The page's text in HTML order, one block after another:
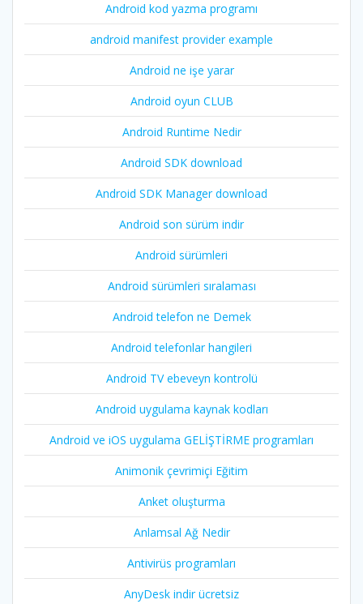
Android kod yazma programı
android manifest provider example
Android ne işe yarar
Android oyun CLUB
Android Runtime Nedir
Android SDK download
Android SDK Manager download
Android son sürüm indir
Android sürümleri
Android sürümleri sıralaması
Android telefon ne Demek
Android telefonlar hangileri
Android TV ebeveyn kontrolü
Android uygulama kaynak kodları
Android ve iOS uygulama GELİŞTİRME programları
Animonik çevrimiçi Eğitim
Anket oluşturma
Anlamsal Ağ Nedir
Antivirüs programları
AnyDesk indir ücretsiz